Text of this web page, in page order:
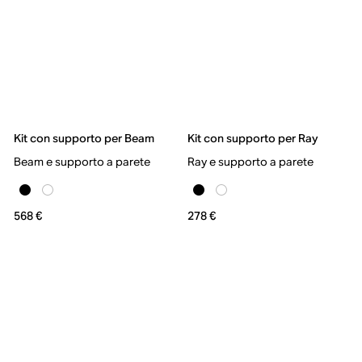
Kit con supporto per Beam
Beam e supporto a parete
568 €
Kit con supporto per Ray
Ray e supporto a parete
278 €